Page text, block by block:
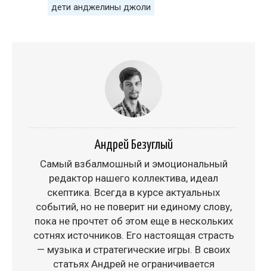
дети анджелины джоли
Андрей Безуглый
Самый взбалмошный и эмоциональный
редактор нашего коллектива, идеал
скептика. Всегда в курсе актуальных
событий, но не поверит ни единому слову,
пока не прочтет об этом еще в нескольких
сотнях источников. Его настоящая страсть
— музыка и стратегические игры. В своих
статьях Андрей не ограничивается